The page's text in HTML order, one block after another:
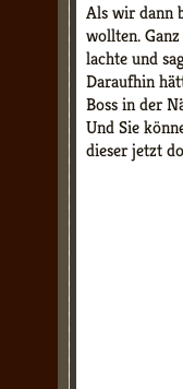
Als wir dann
wollten.
lachte und
Daraufhin
Boss in der
Und Sie
dieser jetzt